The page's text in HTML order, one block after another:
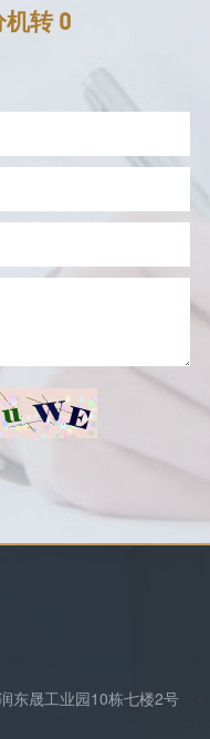
机转 0
东晟工业园10栋七楼2号